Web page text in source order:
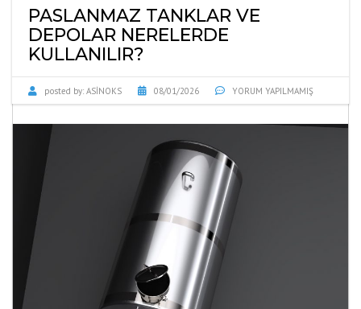
PASLANMAZ TANKLAR VE
DEPOLAR NERELERDE
KULLANILIR?
posted by: ASINOKS 08/01/2026 YORUM YAPILMAMIŞ